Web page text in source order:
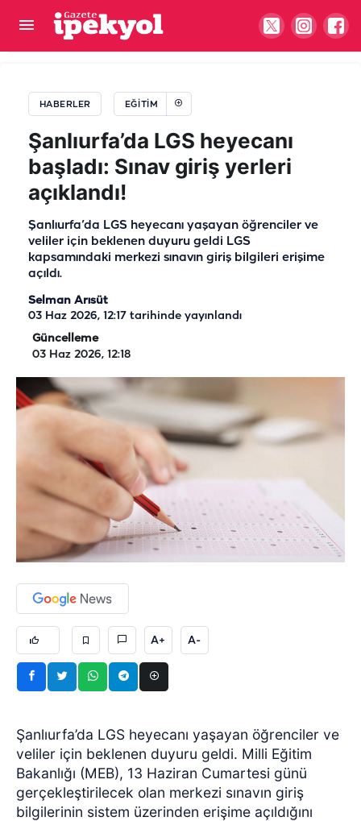
HABERLER EĞITIM
Şanlıurfa’da LGS heyecanı
başladı: Sınav giriş yerleri
açıklandı!
Şanlıurfa’da LGS heyecanı yaşayan öğrenciler ve
veliler için beklenen duyuru geldi LGS
kapsamındaki merkezi sınavın giriş bilgileri erişime
açıldı.
Selman Arısüt
03 Haz 2026, 12:17 tarihinde yayınlandı
Güncelleme
03 Haz 2026, 12:18
A+ A-
Şanlıurfa’da LGS heyecanı yaşayan öğrenciler ve
veliler için beklenen duyuru geldi. Milli Eğitim
Bakanlığı (MEB), 13 Haziran Cumartesi günü
gerçekleştirilecek olan merkezi sınavın giriş
bilgilerinin sistem üzerinden erişime açıldığını
Şanlıurfa’da özel okulları kıskandıran başarı! Tam